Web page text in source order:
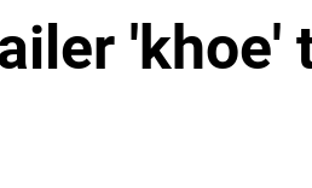
'khoe'